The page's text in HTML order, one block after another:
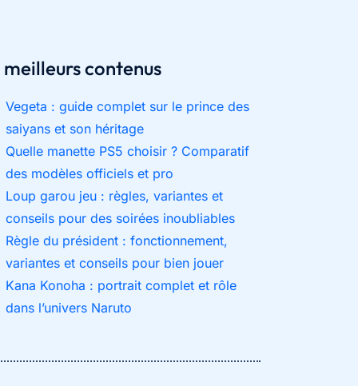
meilleurs contenus
Vegeta : guide complet sur le prince des
saiyans et son héritage
Quelle manette PS5 choisir ? Comparatif
des modèles officiels et pro
Loup garou jeu : règles, variantes et
conseils pour des soirées inoubliables
Règle du président : fonctionnement,
variantes et conseils pour bien jouer
Kana Konoha : portrait complet et rôle
dans l’univers Naruto